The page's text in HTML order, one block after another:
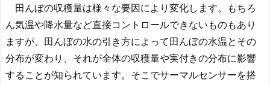
田んぼの収穫量は様々な要因により変化します。もちろ
ん気温や降水量など直接コントロールできないものもあり
ますが、田んぼの水の引き方によって田んぼの水温とその
分布が変わり、それが全体の収穫量や実付きの分布に影響
することが知られています。そこでサーマルセンサーを搭